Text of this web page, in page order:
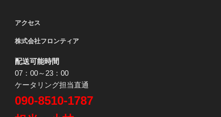
アクセス
株式会社フロンティア
配送可能時間
07：00～23：00
ケータリング担当直通
090-8510-1787